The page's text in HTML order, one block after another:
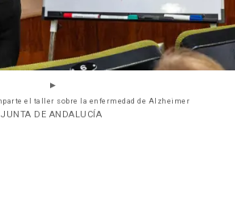
el taller sobre la enfermedad de Alzheimer
DE ANDALUCÍA